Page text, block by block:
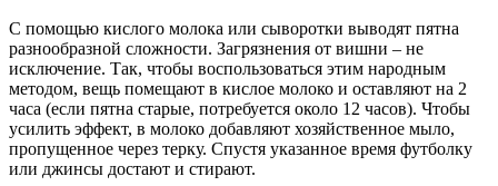
С помощью кислого молока или сыворотки выводят пятна
разнообразной сложности. Загрязнения от вишни – не
исключение. Так, чтобы воспользоваться этим народным
методом, вещь помещают в кислое молоко и оставляют на 2
часа (если пятна старые, потребуется около 12 часов). Чтобы
усилить эффект, в молоко добавляют хозяйственное мыло,
пропущенное через терку. Спустя указанное время футболку
или джинсы достают и стирают.